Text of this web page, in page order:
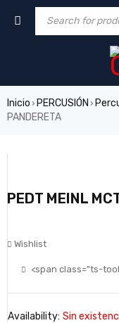
Inicio › PERCUSIÓN ›
PANDERETA
PEDT MEINL
Wishlist
<span class="ts-
Availability: Sin